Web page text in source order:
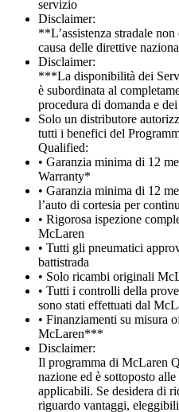
servizio
Disclaimer:
**L’assistenza stradale
causa delle direttive
Disclaimer:
***La disponibilità dei
è subordinata al
procedura di domanda e
Solo un distributore
tutti i benefici del
Qualified:
• Garanzia minima di 12
Warranty*
• Garanzia minima di 12
l’auto di cortesia per
• Rigorosa ispezione
McLaren
• Tutti gli pneumatici
battistrada
• Solo ricambi originali
• Tutti i controlli della
sono stati effettuati dal
• Finanziamenti su misura
McLaren***
Disclaimer:
Il programma di McLaren
nazione ed è sottoposto
applicabili. Se desidera di
riguardo vantaggi,